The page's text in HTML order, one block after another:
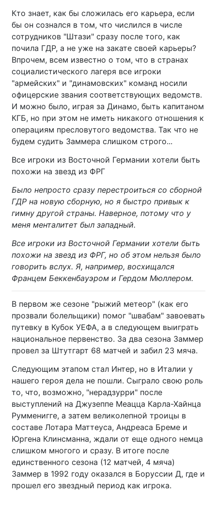
Кто знает, как бы сложилась его карьера, если
бы он сознался в том, что числился в числе
сотрудников "Штази" сразу после того, как
почила ГДР, а не уже на закате своей карьеры?
Впрочем, всем известно о том, что в странах
социалистического лагеря все игроки
"армейских" и "динамовских" команд носили
офицерские звания соответствующих ведомств.
И можно было, играя за Динамо, быть капитаном
КГБ, но при этом не иметь никакого отношения к
операциям пресловутого ведомства. Так что не
будем судить Заммера слишком строго...
Все игроки из Восточной Германии хотели быть
похожи на звезд из ФРГ
Было непросто сразу перестроиться со сборной
ГДР на новую сборную, но я быстро привык к
гимну другой страны. Наверное, потому что у
меня менталитет был западный.
Все игроки из Восточной Германии хотели быть
похожи на звезд из ФРГ, но об этом нельзя было
говорить вслух. Я, например, восхищался
Францем Беккенбауэром и Гердом Мюллером.
В первом же сезоне "рыжий метеор" (как его
прозвали болельщики) помог "швабам" завоевать
путевку в Кубок УЕФА, а в следующем выиграть
национальное первенство. За два сезона Заммер
провел за Штутгарт 68 матчей и забил 23 мяча.
Следующим этапом стал Интер, но в Италии у
нашего героя дела не пошли. Сыграло свою роль
то, что, возможно, "нерадзурри" после
выступлений на Джузеппе Меацца Карла-Хайнца
Румменигге, а затем великолепной троицы в
составе Лотара Маттеуса, Андреаса Бреме и
Юргена Клинсманна, ждали от еще одного немца
слишком многого и сразу. В итоге после
единственного сезона (12 матчей, 4 мяча)
Заммер в 1992 году оказался в Боруссии Д, где и
прошел его звездный период как игрока.